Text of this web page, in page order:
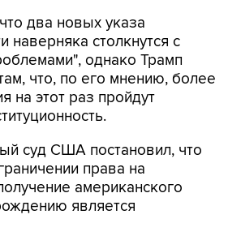
два новых указа
наверняка столкнутся с
однако Трамп
что, по его мнению, более
на этот раз пройдут
суд США постановил, что
права на
американского
является